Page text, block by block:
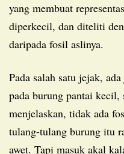
yang membuat
diperkecil, dan diteliti
daripada fosil aslinya.
Pada salah satu jejak, ada jejak yang mengingatkannya
pada burung pantai
menjelaskan, tidak ada
tulang-tulang burung itu
awet. Tapi masuk akal